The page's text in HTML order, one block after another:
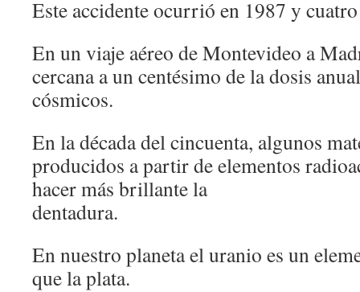
Este accidente ocurrió en 1987 y
En un viaje aéreo de Montevideo a
cercana a un centésimo de la dosis
cósmicos.
En la década del cincuenta, algunos
producidos a partir de elementos
hacer más brillante la
dentadura.
En nuestro planeta el uranio es un
que la plata.